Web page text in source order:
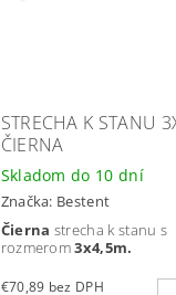
STRECHA K STANU
ČIERNA
Skladom do 10 dní
Značka: Bestent
Čierna strecha k stanu s
rozmerom3x4,5m.
€70,89 bez DPH